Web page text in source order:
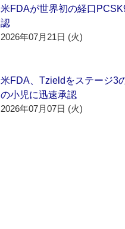
米FDAが世界初の経口
認
2026年07月21日 (火)
米FDA、Tzieldをステージ3
の小児に迅速承認
2026年07月07日 (火)